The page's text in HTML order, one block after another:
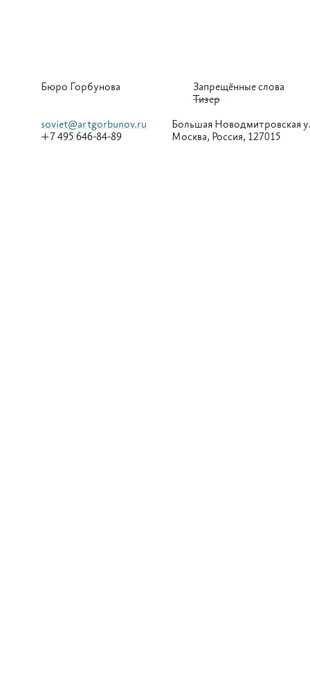
Бюро Горбунова
Запрещённые слова
Тизер
soviet@artgorbunov.ru
+7 495 646-84-89
Большая Новодмитровская
Москва, Россия, 127015